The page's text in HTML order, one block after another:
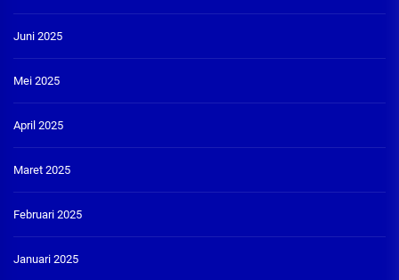
Juni 2025
Mei 2025
April 2025
Maret 2025
Februari 2025
Januari 2025